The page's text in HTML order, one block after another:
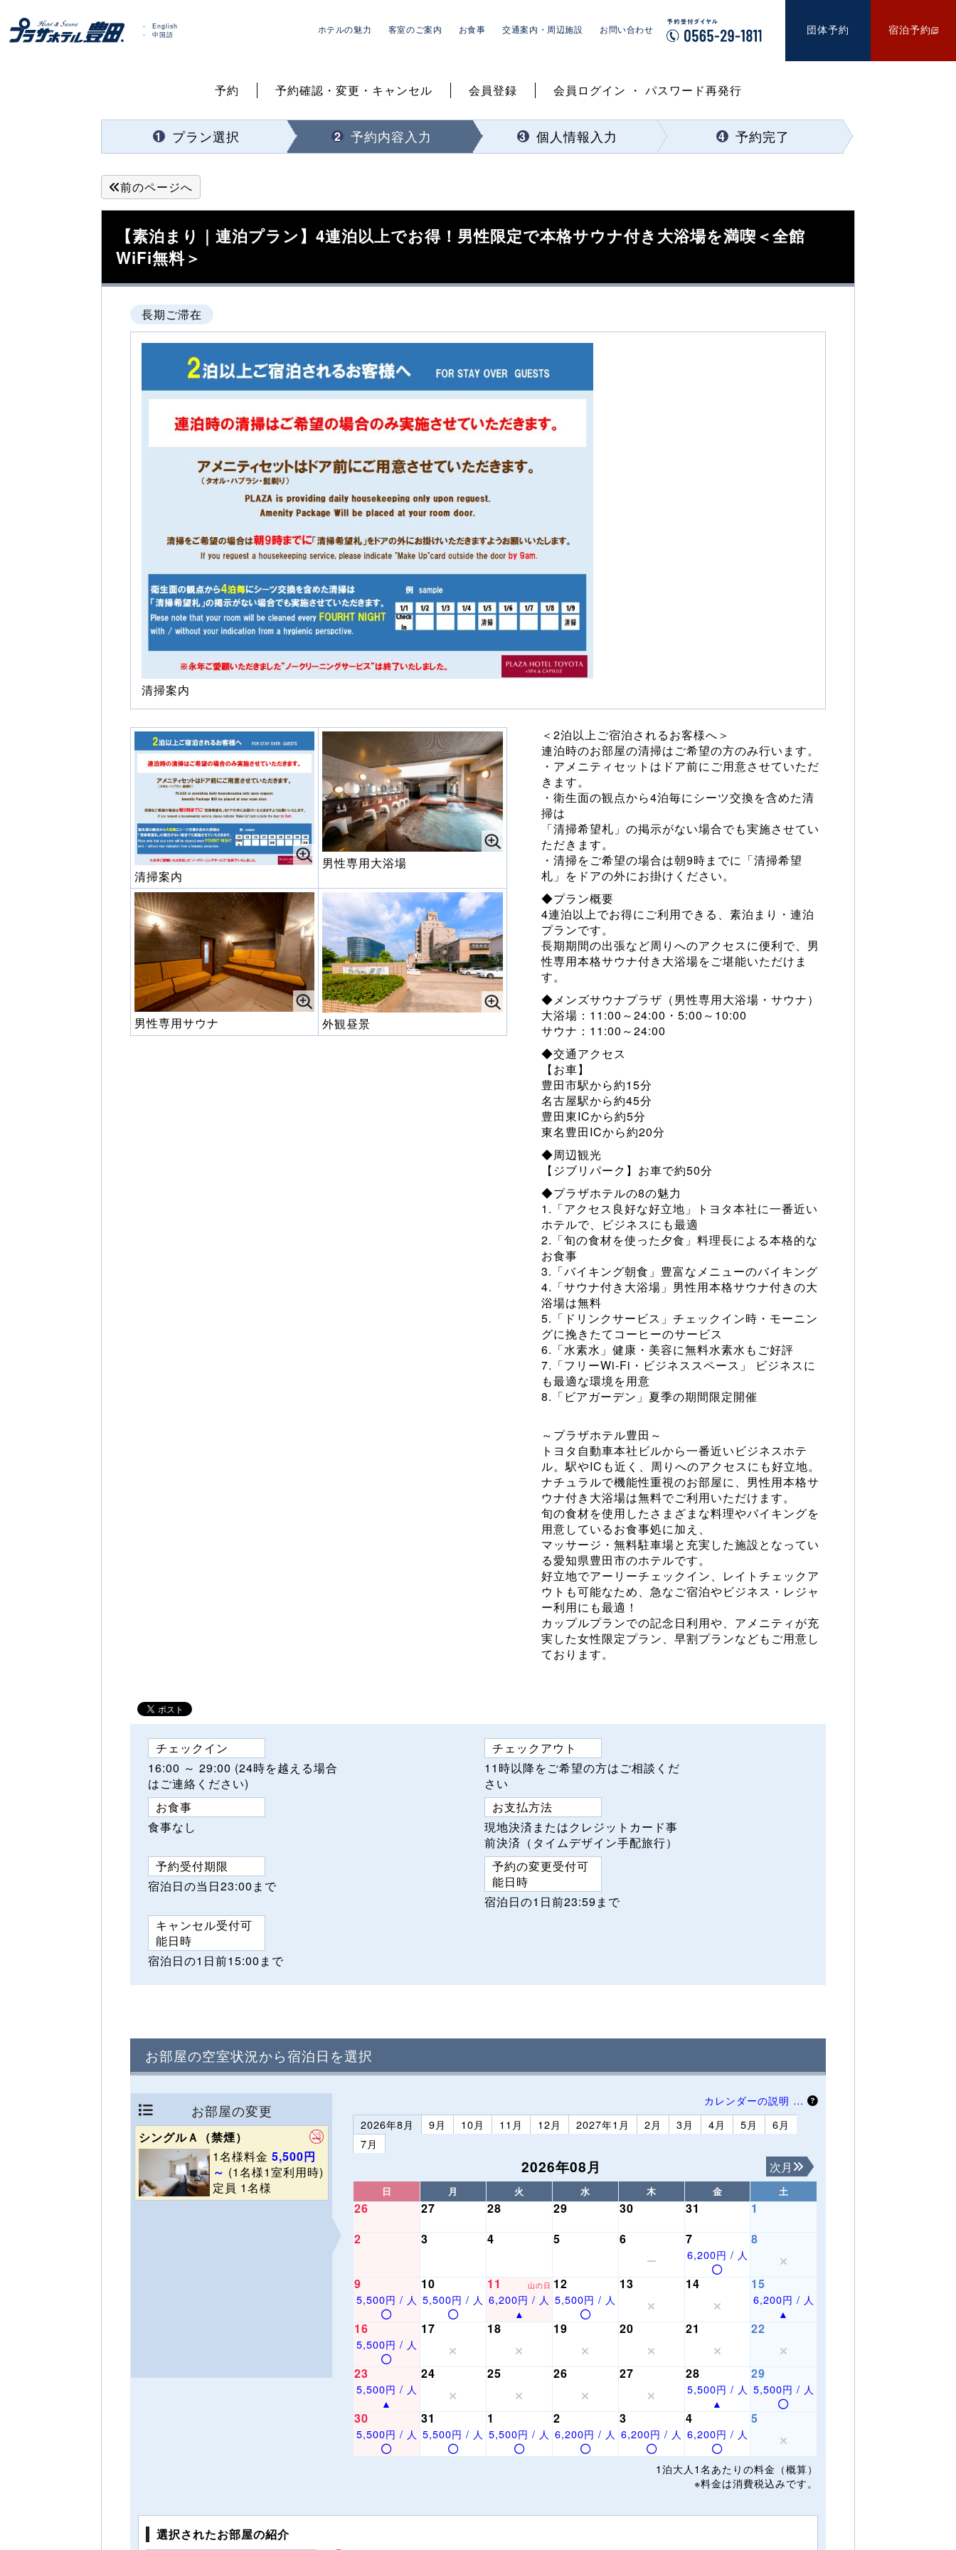
English
中国語
ホテルの魅力 客室のご案内 お食事 交通案内・周辺施設 お問い合わせ 団体予約 宿泊予約
予約 予約確認・変更・キャンセル 会員登録 会員ログイン ・ パスワード再発行
1 プラン選択 2 予約内容入力 3 個人情報入力 4 予約完了
前のページへ
【素泊まり｜連泊プラン】4連泊以上でお得！男性限定で本格サウナ付き大浴場を満喫＜全館
WiFi無料＞
長期ご滞在
清掃案内
＜2泊以上ご宿泊されるお客様へ＞
連泊時のお部屋の清掃はご希望の方のみ行います。
・アメニティセットはドア前にご用意させていただ
きます。
・衛生面の観点から4泊毎にシーツ交換を含めた清
掃は
「清掃希望札」の掲示がない場合でも実施させてい
ただきます。
・清掃をご希望の場合は朝9時までに「清掃希望
札」をドアの外にお掛けください。
◆プラン概要
4連泊以上でお得にご利用できる、素泊まり・連泊
プランです。
長期期間の出張など周りへのアクセスに便利で、男
性専用本格サウナ付き大浴場をご堪能いただけま
す。
◆メンズサウナプラザ（男性専用大浴場・サウナ）
大浴場：11:00～24:00・5:00～10:00
サウナ：11:00～24:00
◆交通アクセス
【お車】
豊田市駅から約15分
名古屋駅から約45分
豊田東ICから約5分
東名豊田ICから約20分
◆周辺観光
【ジブリパーク】お車で約50分
◆プラザホテルの8の魅力
1.「アクセス良好な好立地」トヨタ本社に一番近い
ホテルで、ビジネスにも最適
2.「旬の食材を使った夕食」料理長による本格的な
お食事
3.「バイキング朝食」豊富なメニューのバイキング
4.「サウナ付き大浴場」男性用本格サウナ付きの大
浴場は無料
5.「ドリンクサービス」チェックイン時・モーニン
グに挽きたてコーヒーのサービス
6.「水素水」健康・美容に無料水素水もご好評
7.「フリーWi-Fi・ビジネススペース」 ビジネスに
も最適な環境を用意
8.「ビアガーデン」夏季の期間限定開催
～プラザホテル豊田～
トヨタ自動車本社ビルから一番近いビジネスホテ
ル。駅やICも近く、周りへのアクセスにも好立地。
ナチュラルで機能性重視のお部屋に、男性用本格サ
ウナ付き大浴場は無料でご利用いただけます。
旬の食材を使用したさまざまな料理やバイキングを
用意しているお食事処に加え、
マッサージ・無料駐車場と充実した施設となってい
る愛知県豊田市のホテルです。
好立地でアーリーチェックイン、レイトチェックア
ウトも可能なため、急なご宿泊やビジネス・レジャ
ー利用にも最適！
カップルプランでの記念日利用や、アメニティが充
実した女性限定プラン、早割プランなどもご用意し
ております。
清掃案内
男性専用大浴場
男性専用サウナ 外観昼景
チェックイン
16:00 ～ 29:00 (24時を越える場合
はご連絡ください)
チェックアウト
11時以降をご希望の方はご相談くだ
さい
お食事
食事なし
お支払方法
現地決済またはクレジットカード事
前決済（タイムデザイン手配旅行）
予約受付期限
宿泊日の当日23:00まで
予約の変更受付可
能日時
宿泊日の1日前23:59まで
キャンセル受付可
能日時
宿泊日の1日前15:00まで
お部屋の空室状況から宿泊日を選択
お部屋の変更
シングルＡ（禁煙）
1名様料金5,500円
～ (1名様1室利用時)
定員 1名様
カレンダーの説明 …
2026年8月
9月 10月 11月 12月 2027年1月 2月 3月 4月 5月
6月
7月
2026年08月 次月
日 月 火 水 木 金 土
26 27 28 29 30 31
1
2
3 4 5 6 7
6,200円 / 人
8
9
5,500円 / 人
10
5,500円 / 人
11 山の日
6,200円 / 人
12
5,500円 / 人
13 14 15
6,200円 / 人
16
5,500円 / 人
17 18 19 20 21 22
23
5,500円 / 人
24 25 26 27 28
5,500円 / 人
29
5,500円 / 人
30
5,500円 / 人
31
5,500円 / 人
1
5,500円 / 人
2
6,200円 / 人
3
6,200円 / 人
4
6,200円 / 人
5
1泊大人1名あたりの料金（概算）
※料金は消費税込みです。
選択されたお部屋の紹介